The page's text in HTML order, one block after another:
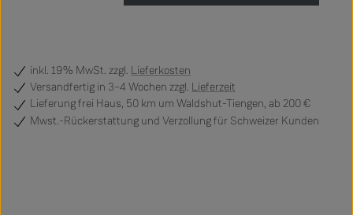
inkl. 19% MwSt. zzgl. Lieferkosten
Versandfertig in 3–4 Wochen zzgl. Lieferzeit
Lieferung frei Haus, 50 km um Waldshut-Tiengen, ab 200 €
Mwst.-Rückerstattung und Verzollung für Schweizer Kunden